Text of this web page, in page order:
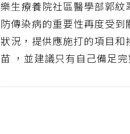
樂生療養院社區醫學部郭
防傳染病的重要性再度受
狀況，提供應施打的項目
苗 ，並建議只有自己備足